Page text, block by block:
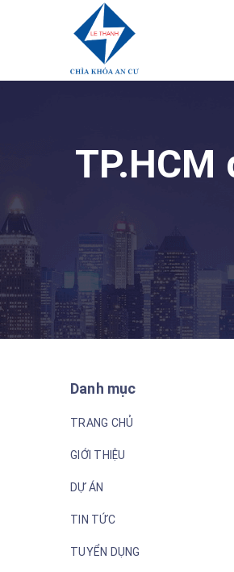
Danh mục
TRANG CHỦ
GIỚI THIỆU
DỰ ÁN
TIN TỨC
TUYỂN DỤNG